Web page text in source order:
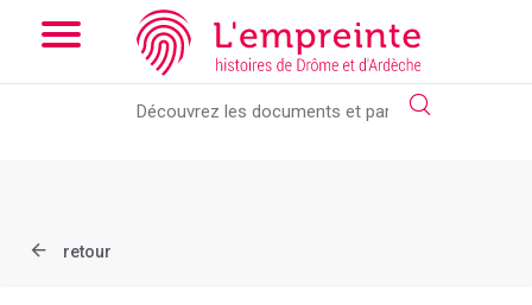
Array ( [slug] => document [ref] => B263626101_CP683 )
the new slick-theme.css if you want the default styling
retour